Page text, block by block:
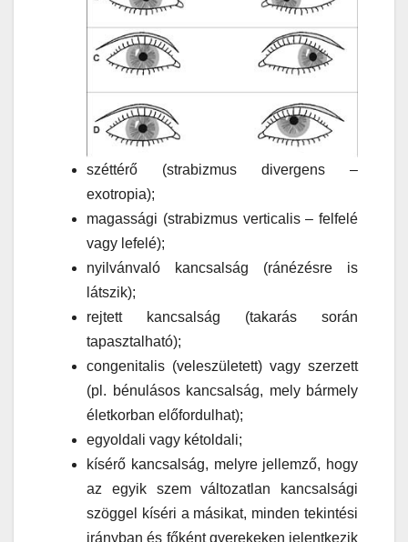
széttérő (strabizmus divergens –
exotropia);
magassági (strabizmus verticalis – felfelé
vagy lefelé);
nyilvánvaló kancsalság (ránézésre is
látszik);
rejtett kancsalság (takarás során
tapasztalható);
congenitalis (veleszületett) vagy szerzett
(pl. bénulásos kancsalság, mely bármely
életkorban előfordulhat);
egyoldali vagy kétoldali;
kísérő kancsalság, melyre jellemző, hogy
az egyik szem változatlan kancsalsági
szöggel kíséri a másikat, minden tekintési
irányban és főként gyerekeken jelentkezik